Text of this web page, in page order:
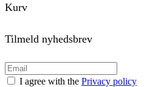
Kurv
Tilmeld nyhedsbrev
I agree with the Privacy policy